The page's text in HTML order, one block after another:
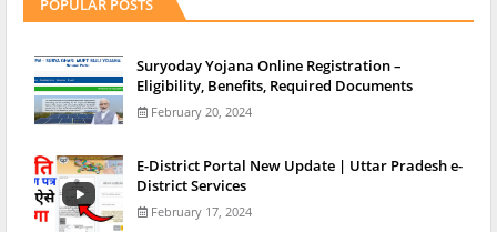
POPULAR POSTS
Suryoday Yojana Online Registration –
Eligibility, Benefits, Required Documents
February 20, 2024
E-District Portal New Update | Uttar Pradesh e-
District Services
February 17, 2024